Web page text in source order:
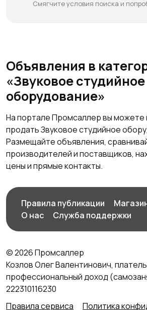
Смягчите условия поиска и
Объявления в
«Звуковое студийное
оборудование»
На портале Промсаллер вы можете
продать Звуковое студийное
Размещайте объявления,
производителей и поставщиков,
цены и прямые контакты.
Правила публикации
О нас
Служба поддержки
© 2026 Промсаллер
Козлов Олег Валентинович,
профессиональный доход
222310116230
Правила сервиса
Политика